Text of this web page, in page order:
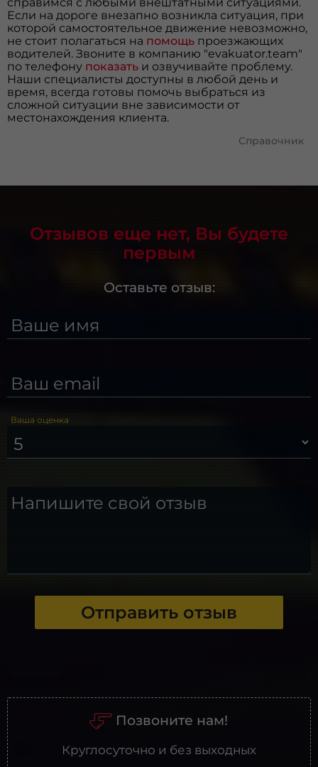
Если на дороге внезапно возникла ситуация, при
которой самостоятельное движение невозможно,
не стоит полагаться на помощь проезжающих
водителей. Звоните в компанию "evakuator.team"
по телефону показать и озвучивайте проблему.
Наши специалисты доступны в любой день и
время, всегда готовы помочь выбраться из
сложной ситуации вне зависимости от
местонахождения клиента.
Справочник
Отзывов еще нет, Вы будете
первым
Оставьте отзыв:
Ваше имя
Ваш email
Ваша оценка
Напишите свой отзыв
Отправить отзыв
Позвоните нам!
Круглосуточно и без выходных